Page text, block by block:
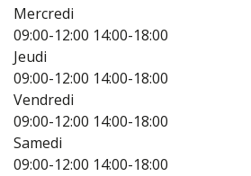
Mercredi
09:00-12:00 14:00-18:00
Jeudi
09:00-12:00 14:00-18:00
Vendredi
09:00-12:00 14:00-18:00
Samedi
09:00-12:00 14:00-18:00